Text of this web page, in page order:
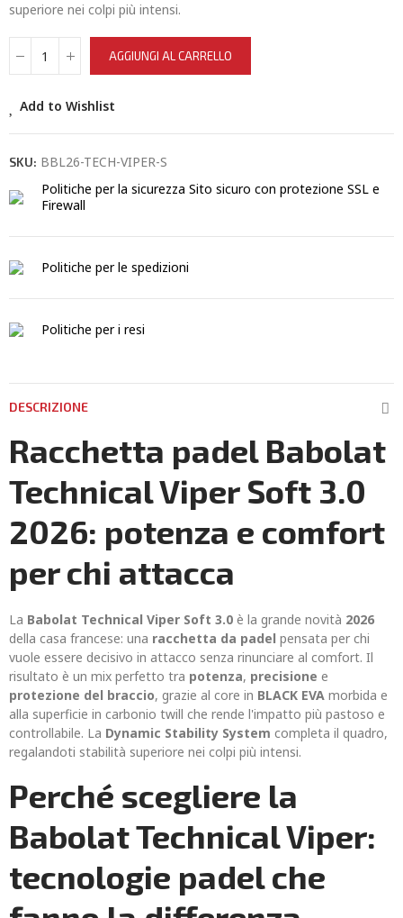
superiore nei colpi più intensi.
AGGIUNGI AL CARRELLO
Add to Wishlist
SKU: BBL26-TECH-VIPER-S
Politiche per la sicurezza Sito sicuro con protezione SSL e
Firewall
Politiche per le spedizioni
Politiche per i resi
DESCRIZIONE
Racchetta padel Babolat
Technical Viper Soft 3.0
2026: potenza e comfort
per chi attacca
La Babolat Technical Viper Soft 3.0 è la grande novità 2026
della casa francese: una racchetta da padel pensata per chi
vuole essere decisivo in attacco senza rinunciare al comfort. Il
risultato è un mix perfetto tra potenza, precisione e
protezione del braccio, grazie al core in BLACK EVA morbida e
alla superficie in carbonio twill che rende l'impatto più pastoso e
controllabile. La Dynamic Stability System completa il quadro,
regalandoti stabilità superiore nei colpi più intensi.
Perché scegliere la
Babolat Technical Viper:
tecnologie padel che